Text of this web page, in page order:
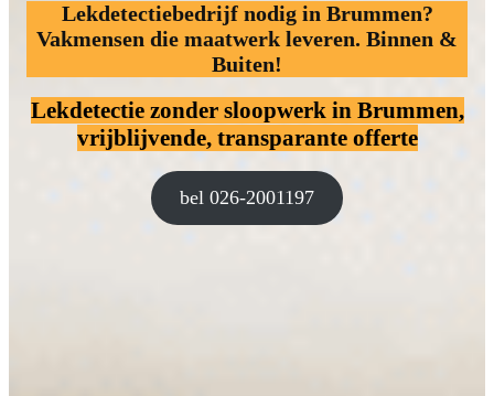
Lekdetectiebedrijf nodig in Brummen?
Vakmensen die maatwerk leveren. Binnen &
Buiten!
Lekdetectie zonder sloopwerk in Brummen,
vrijblijvende, transparante offerte
bel 026-2001197